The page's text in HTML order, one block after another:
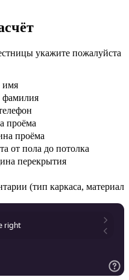
укажите пожалуйста
имя
проёма
проёма
от пола до потолка
перекрытия
(тип каркаса, материал